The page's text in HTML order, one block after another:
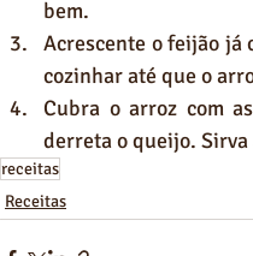
bem.
Acrescente o feijão já
cozinhar até que o
Cubra o arroz com
derreta o queijo.
receitas
Receitas